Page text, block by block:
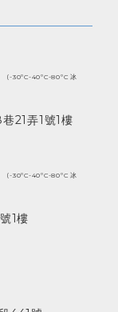
(-30ºC-40ºC-80ºC 冰
21弄1號1樓
(-30ºC-40ºC-80ºC 冰
1樓